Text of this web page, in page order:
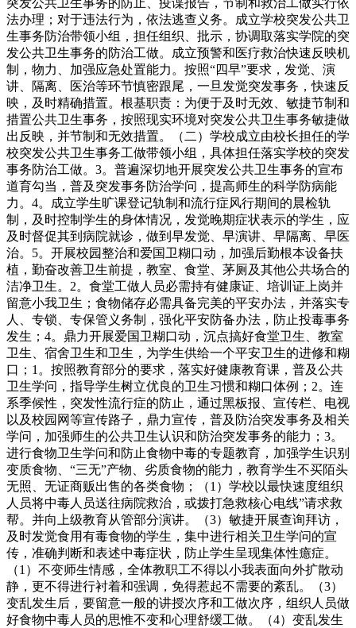
法办理；对于违法行为，依法逃查义务。成立学校突发公共卫
生事务防治带领小组，担任组织、批示，协调取落实学院的突
发公共卫生事务的防治工做。成立预警和医疗救治快速反映机
制，物力、加强应急处置能力。按照“四早”要求，发觉、演
讲、隔离、医治等环节慎密跟尾，一旦发觉突发事务，快速反
映，及时精确措置。根基职责：为便于及时无效、敏捷节制和
措置公共卫生事务，按照现实环境对突发公共卫生事务敏捷做
出反映，并节制和无效措置。（二）学校成立由校长担任的学
校突发公共卫生事务工做带领小组，具体担任落实学校的突发
事务防治工做。3。普遍深切地开展突发公共卫生事务的宣布
道育勾当，普及突发事务防治学问，提高师生的科学防病能
力。4。成立学生旷课登记轨制和流行症风行期间的晨检轨
制，及时控制学生的身体情况，发觉晚期症状表示的学生，应
及时督促其到病院就诊，做到早发觉、早演讲、早隔离、早医
治。5。开展校园整治和爱国卫糊口动，加强后勤根本设备扶
植，勤奋改善卫生前提，教室、食堂、茅厕及其他公共场合的
洁净卫生。2。食堂工做人员必需持有健康证、培训证上岗并
留意小我卫生；食物储存必需具备完美的平安办法，并落实专
人、专锁、专保管义务制，强化平安防备办法，防止投毒事务
发生；4。鼎力开展爱国卫糊口动，沉点搞好食堂卫生、教室
卫生、宿舍卫生和卫生，为学生供给一个平安卫生的进修和糊
口；1。按照教育部分的要求，落实好健康教育课，普及公共
卫生学问，指导学生树立优良的卫生习惯和糊口体例；2。连
系季候性，突发性流行症的防止，通过黑板报、宣传栏、电视
以及校园网等宣传路子，鼎力宣传，普及防治突发事务及相关
学问，加强师生的公共卫生认识和防治突发事务的能力；3。
进行食物卫生学问和防止食物中毒的专题教育，加强学生识别
变质食物、“三无”产物、劣质食物的能力，教育学生不买陌头
无照、无证商贩出售的各类食物；（1）学校以最快速度组织
人员将中毒人员送往病院救治，或拨打急救核心电线”请求救
帮。并向上级教育从管部分演讲。（3）敏捷开展查询拜访，
及时发觉食用有毒食物的学生，集中进行相关卫生学问的宣
传，准确判断和表述中毒症状，防止学生呈现集体性癔症。
（1）不变师生情感，全体教职工不得以小我表面向外扩散动
静，更不得进行衬着和强调，免得惹起不需要的紊乱。（3）
变乱发生后，要留意一般的讲授次序和工做次序，组织人员做
好食物中毒人员的思惟不变和心理舒缓工做。（4）变乱发生